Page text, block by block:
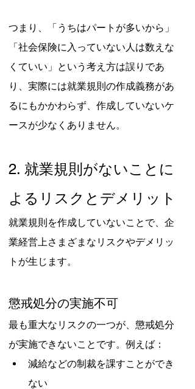
つまり、「うちはパートが多いから」
「社会保険に入っていない人は数えな
くていい」という考え方は誤りであ
り、実際には就業規則の作成義務があ
るにもかかわらず、作成していないケ
ースが少なくありません。
2. 就業規則がないことに
よるリスクとデメリット
就業規則を作成していないことで、企
業経営上さまざまなリスクやデメリッ
トが生じます。
懲戒処分の実施不可
最も重大なリスクの一つが、懲戒処分
が実施できないことです。例えば：
減給などの制裁を課すことができ
ない